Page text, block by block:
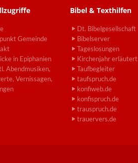
Gemeinde
in Epiphanien
Abendmusiken,
Vernissagen,
Bibel & Texthilfen
Dt. Bibelgesellschaft
Bibelserver
Tageslosungen
Kirchenjahr erläutert
Taufbegleiter
taufspruch.de
konfiweb.de
konfispruch.de
trauspruch.de
trauervers.de